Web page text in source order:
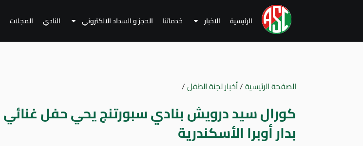
الرئيسية الاخبار خدماتنا الحجز و السداد الالكتروني النادي المجلات
الصفحة الرئيسية/أخبار لجنة الطفل/
كورال سيد درويش بنادي سبورتنج يحي حفل غنائي
بدار أوبرا الأسكندرية